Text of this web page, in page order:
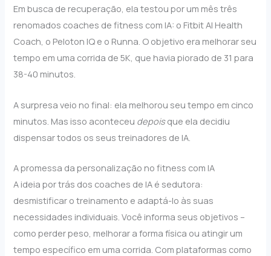
Em busca de recuperação, ela testou por um mês três
renomados coaches de fitness com IA: o Fitbit AI Health
Coach, o Peloton IQ e o Runna. O objetivo era melhorar seu
tempo em uma corrida de 5K, que havia piorado de 31 para
38-40 minutos.
A surpresa veio no final: ela melhorou seu tempo em cinco
minutos. Mas isso aconteceu depoisque ela decidiu
dispensar todos os seus treinadores de IA.
A promessa da personalização no fitness com IA
A ideia por trás dos coaches de IA é sedutora:
desmistificar o treinamento e adaptá-lo às suas
necessidades individuais. Você informa seus objetivos –
como perder peso, melhorar a forma física ou atingir um
tempo específico em uma corrida. Com plataformas como